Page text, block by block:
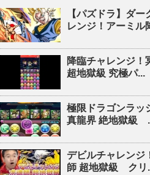
【パズドラ】ダー
レンジ！アーミル
降臨チャレンジ！
超地獄級 究極パ...
極限ドラゴンラッ
真龍界 絶地獄級
デビルチャレンジ
師 超地獄級 クリ